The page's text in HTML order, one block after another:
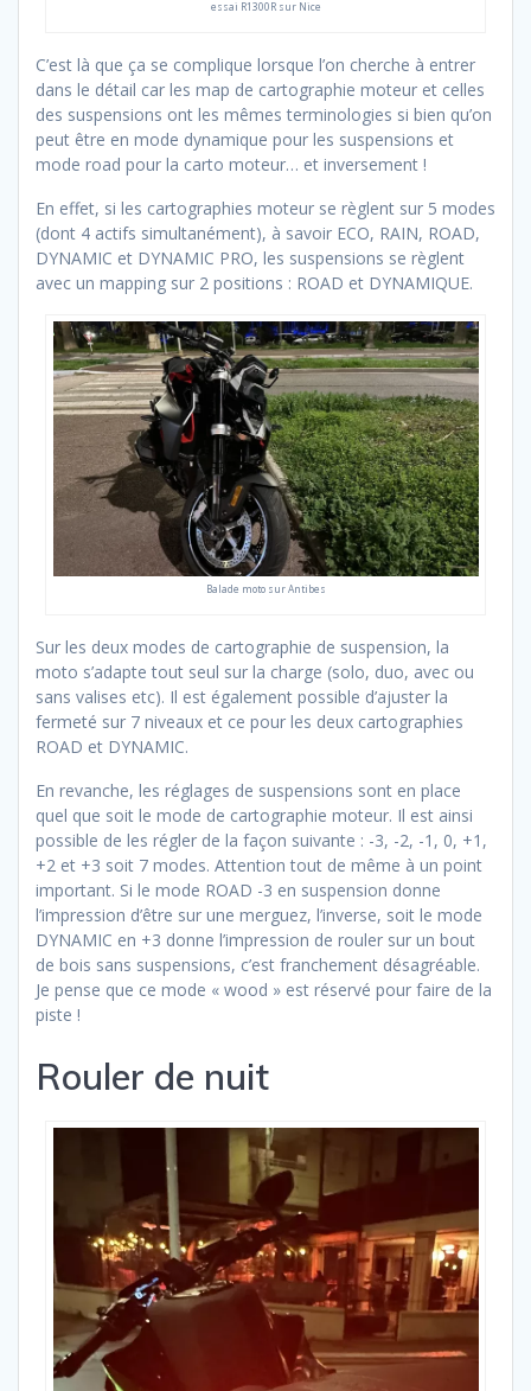
essai R1300R sur Nice
C’est là que ça se complique lorsque l’on cherche à entrer
dans le détail car les map de cartographie moteur et celles
des suspensions ont les mêmes terminologies si bien qu’on
peut être en mode dynamique pour les suspensions et
mode road pour la carto moteur… et inversement !
En effet, si les cartographies moteur se règlent sur 5 modes
(dont 4 actifs simultanément), à savoir ECO, RAIN, ROAD,
DYNAMIC et DYNAMIC PRO, les suspensions se règlent
avec un mapping sur 2 positions : ROAD et DYNAMIQUE.
Balade moto sur Antibes
Sur les deux modes de cartographie de suspension, la
moto s’adapte tout seul sur la charge (solo, duo, avec ou
sans valises etc). Il est également possible d’ajuster la
fermeté sur 7 niveaux et ce pour les deux cartographies
ROAD et DYNAMIC.
En revanche, les réglages de suspensions sont en place
quel que soit le mode de cartographie moteur. Il est ainsi
possible de les régler de la façon suivante : -3, -2, -1, 0, +1,
+2 et +3 soit 7 modes. Attention tout de même à un point
important. Si le mode ROAD -3 en suspension donne
l’impression d’être sur une merguez, l’inverse, soit le mode
DYNAMIC en +3 donne l’impression de rouler sur un bout
de bois sans suspensions, c’est franchement désagréable.
Je pense que ce mode « wood » est réservé pour faire de la
piste !
Rouler de nuit